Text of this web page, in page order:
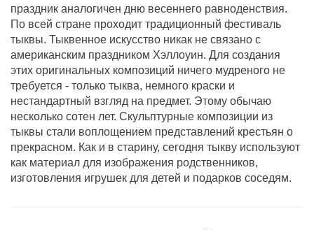
праздник аналогичен дню весеннего равноденствия.
По всей стране проходит традиционный фестиваль
тыквы. Тыквенное искусство никак не связано с
американским праздником Хэллоуин. Для создания
этих оригинальных композиций ничего мудреного не
требуется - только тыква, немного краски и
нестандартный взгляд на предмет. Этому обычаю
несколько сотен лет. Скульптурные композиции из
тыквы стали воплощением представлений крестьян о
прекрасном. Как и в старину, сегодня тыкву используют
как материал для изображения родственников,
изготовления игрушек для детей и подарков соседям.